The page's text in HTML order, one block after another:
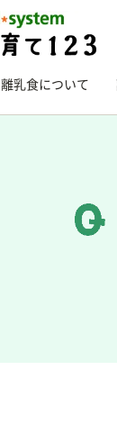
離乳食について